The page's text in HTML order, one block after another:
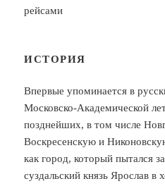
рейсами
ИСТОРИЯ
Впервые упоминается в
Московско-Академической
позднейших, в том числе
Воскресенскую и
как город, который пытался
суздальский князь Ярослав в